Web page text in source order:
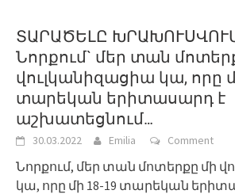
ՏԱՐԱԾԵԼԸ
Նորքում` մեր տան
վուլկանիզացիա կա, որը
տարեկան երիտասարդ է
աշխատեցնում…
30.03.2022 Emilia Comment
Նորքում, մեր տան մոտերքը մի
կա, որը մի 18-19 տարեկան